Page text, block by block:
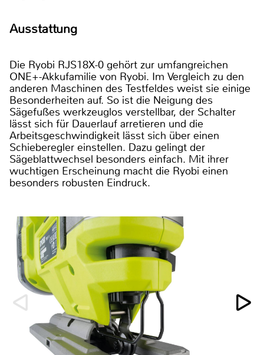
Ausstattung
Die Ryobi RJS18X-0 gehört zur umfangreichen
ONE+-Akkufamilie von Ryobi. Im Vergleich zu den
anderen Maschinen des Testfeldes weist sie einige
Besonderheiten auf. So ist die Neigung des
Sägefußes werkzeuglos verstellbar, der Schalter
lässt sich für Dauerlauf arretieren und die
Arbeitsgeschwindigkeit lässt sich über einen
Schieberegler einstellen. Dazu gelingt der
Sägeblattwechsel besonders einfach. Mit ihrer
wuchtigen Erscheinung macht die Ryobi einen
besonders robusten Eindruck.